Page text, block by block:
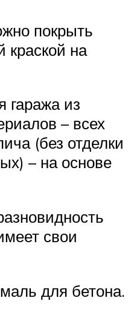
покрыть
краской на
гаража из
– всех
(без отделки
– на основе
свои
для бетона.